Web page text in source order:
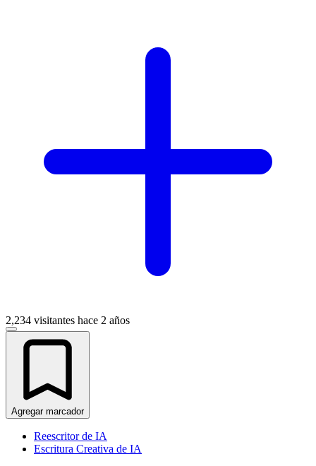
2,234 visitantes hace 2 años
Agregar marcador
Reescritor de IA
Escritura Creativa de IA